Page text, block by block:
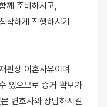
께 준비하시고,
하게 진행하시기
판상 이혼사유이며
있으므로 증거 확보가
변호사와 상담하시길